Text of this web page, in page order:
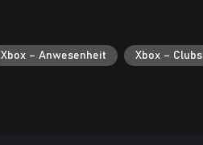
Xbox – Anwesenheit Xbox – Clubs